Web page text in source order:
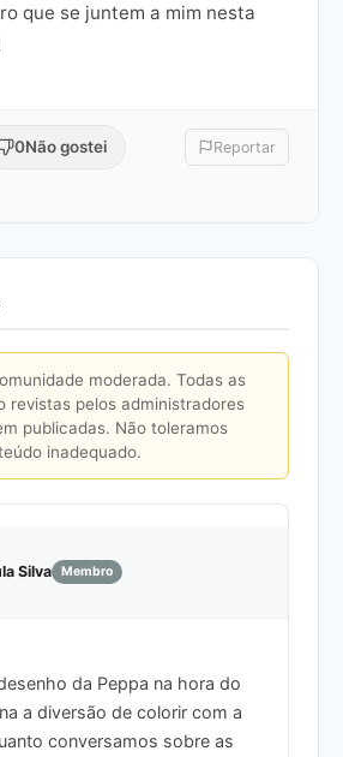
que se juntem a mim nesta
0Não gostei Reportar
moderada. Todas as
revistas pelos administradores
publicadas. Não toleramos
inadequado.
Silva Membro
da Peppa na hora do
a diversão de colorir com a
conversamos sobre as